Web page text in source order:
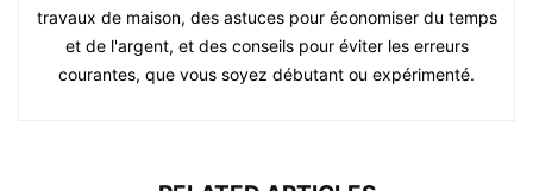
travaux de maison, des astuces pour économiser du temps
et de l'argent, et des conseils pour éviter les erreurs
courantes, que vous soyez débutant ou expérimenté.